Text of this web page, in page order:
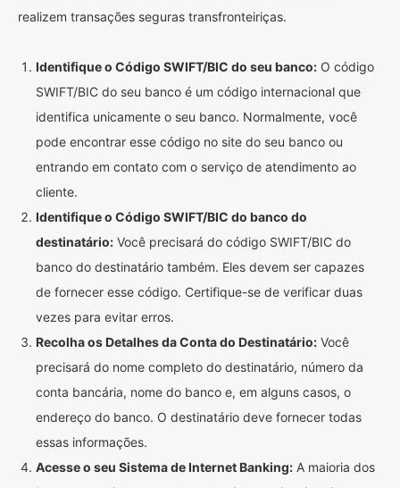
realizem transações seguras transfronteiriças.
Identifique o Código SWIFT/BIC do seu banco: O código
SWIFT/BIC do seu banco é um código internacional que
identifica unicamente o seu banco. Normalmente, você
pode encontrar esse código no site do seu banco ou
entrando em contato com o serviço de atendimento ao
cliente.
Identifique o Código SWIFT/BIC do banco do
destinatário: Você precisará do código SWIFT/BIC do
banco do destinatário também. Eles devem ser capazes
de fornecer esse código. Certifique-se de verificar duas
vezes para evitar erros.
Recolha os Detalhes da Conta do Destinatário: Você
precisará do nome completo do destinatário, número da
conta bancária, nome do banco e, em alguns casos, o
endereço do banco. O destinatário deve fornecer todas
essas informações.
Acesse o seu Sistema de Internet Banking: A maioria dos